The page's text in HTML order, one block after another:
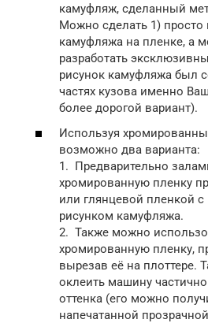
камуфляж, сделанный
Можно сделать 1) просто
камуфляжа на пленке, а
разработать
рисунок камуфляжа был
частях кузова именно
более дорогой вариант).
Используя
возможно два варианта:
1. Предварительно
хромированную пленку
или глянцевой пленкой
рисунком камуфляжа.
2. Также можно
хромированную пленку,
вырезав её на плоттере.
оклеить машину
оттенка (его можно
напечатанной